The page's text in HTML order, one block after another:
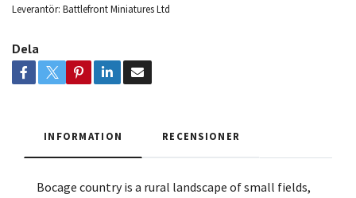
Leverantör: Battlefront Miniatures Ltd
Dela
INFORMATION RECENSIONER
Bocage country is a rural landscape of small fields,